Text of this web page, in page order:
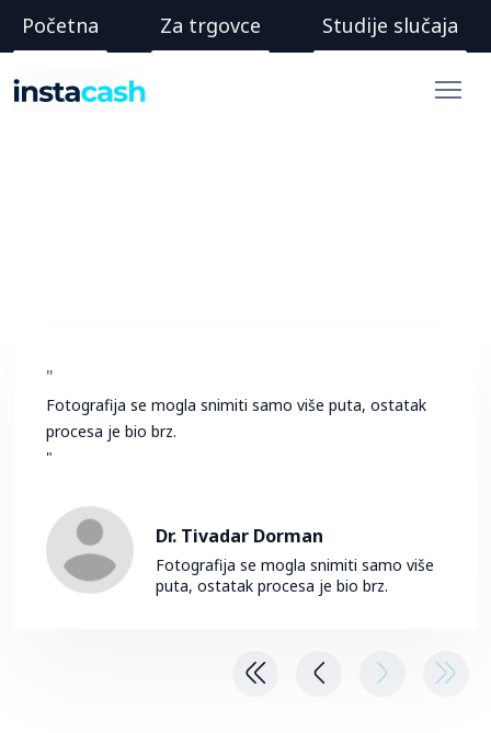
Početna Za trgovce Studije slučaja
"
Fotografija se mogla snimiti samo više puta, ostatak
procesa je bio brz.
"
Dr. Tivadar Dorman
Fotografija se mogla snimiti samo više
puta, ostatak procesa je bio brz.